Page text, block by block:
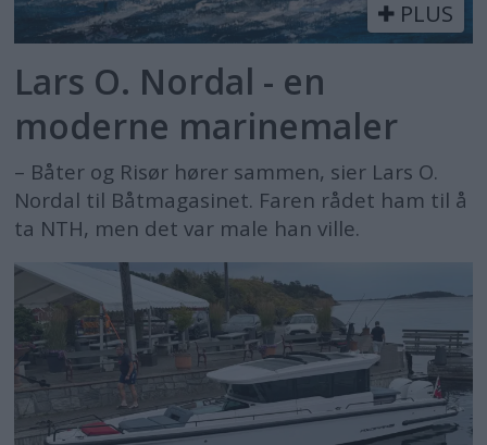
PLUS
Lars O. Nordal - en
moderne marinemaler
– Båter og Risør hører sammen, sier Lars O.
Nordal til Båtmagasinet. Faren rådet ham til å
ta NTH, men det var male han ville.